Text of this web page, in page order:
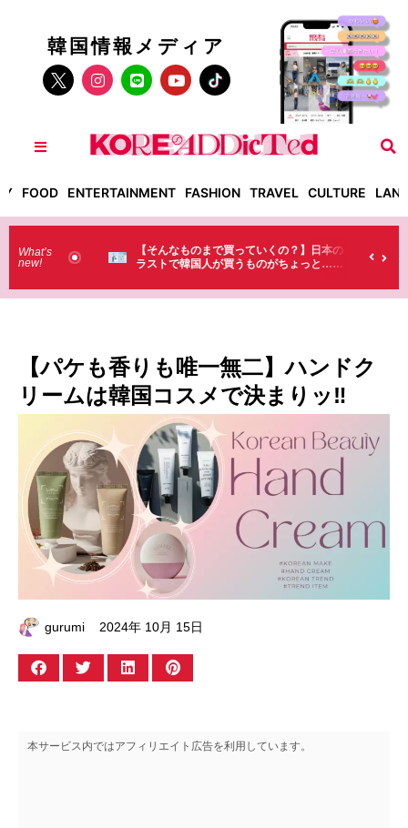
韓国情報メディア
FOOD ENTERTAINMENT FASHION TRAVEL CULTURE
What’s
new!
！】お土
（笑）
【そんなものまで買っていくの？】日本のド
ラストで韓国人が買うものがちょっと…
【パケも香りも唯一無二】ハンドク
リームは韓国コスメで決まりッ‼
gurumi 2024年 10月 15日
本サービス内ではアフィリエイト広告を利用しています。